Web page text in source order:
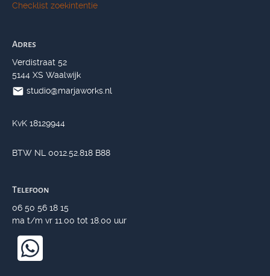
Checklist zoekintentie
Adres
Verdistraat 52
5144 XS Waalwijk
studio@marjaworks.nl
KvK 18129944
BTW NL 0012.52.818 B88
Telefoon
06 50 56 18 15
ma t/m vr 11.00 tot 18.00 uur